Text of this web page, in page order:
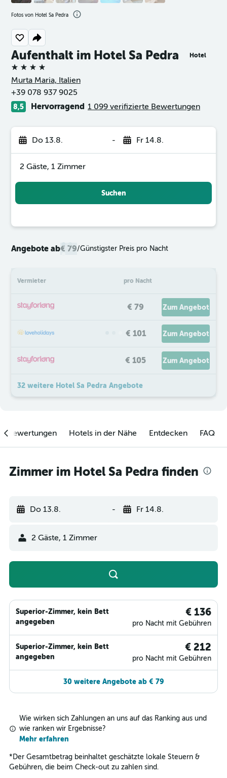
Aufenthalt im Hotel Sa Pedra Hotel
4 Sterne
Murta Maria, Italien
+39 078 937 9025
8,5 Hervorragend 1 099 verifizierte Bewertungen
Do 13.8. - Fr 14.8.
2 Gäste, 1 Zimmer
Suchen
Angebote ab€ 79/Günstigster Preis pro Nacht
Vermieter pro Nacht
€ 79 Zum Angebot
€ 101 Zum Angebot
€ 105 Zum Angebot
32 weitere Hotel Sa Pedra Angebote
Fotos von Hotel Sa Pedra
Hotels in der Nähe Entdecken FAQ
Zimmer im Hotel Sa Pedra finden
Do 13.8. - Fr 14.8.
2 Gäste, 1 Zimmer
Superior-Zimmer, kein Bett
angegeben
€ 136
pro Nacht mit Gebühren
Superior-Zimmer, kein Bett
angegeben
€ 212
pro Nacht mit Gebühren
30 weitere Angebote ab € 79
Wie wirken sich Zahlungen an uns auf das Ranking aus und
wie ranken wir Ergebnisse?
Mehr erfahren
* Der Gesamtbetrag beinhaltet geschätzte lokale Steuern &
Gebühren, die beim Check-out zu zahlen sind.